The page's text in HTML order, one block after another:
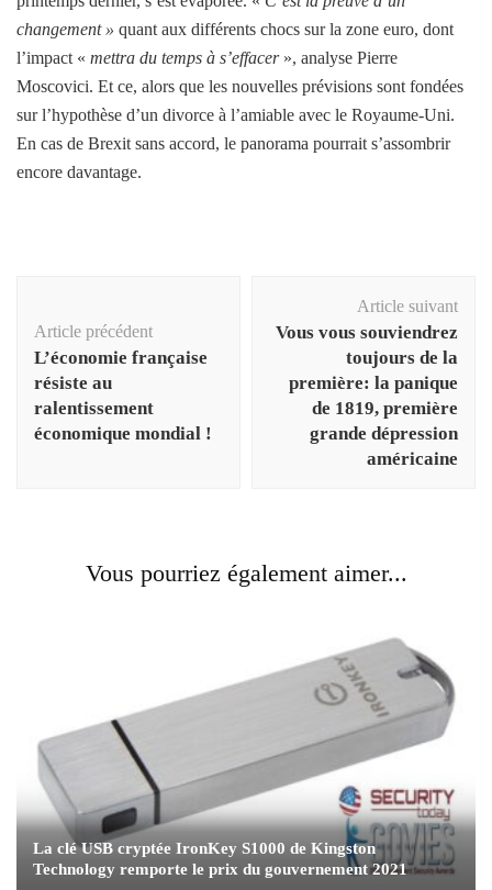
changement » quant aux différents chocs sur la zone euro, dont
l’impact « mettra du temps à s’effacer», analyse Pierre
Moscovici. Et ce, alors que les nouvelles prévisions sont fondées
sur l’hypothèse d’un divorce à l’amiable avec le Royaume-Uni.
En cas de Brexit sans accord, le panorama pourrait s’assombrir
encore davantage.
d'article
Article précédent
L’économie française
résiste au
ralentissement
économique mondial !
Article suivant
Vous vous souviendrez
toujours de la
première: la panique
de 1819, première
grande dépression
américaine
Vous pourriez également aimer...
La clé USB cryptée IronKey S1000 de Kingston
Technology remporte le prix du gouvernement 2021